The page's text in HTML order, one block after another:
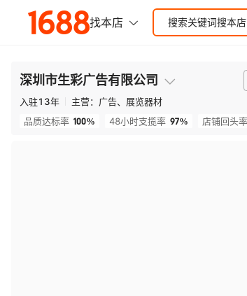
深圳市生彩广告有限公司
入驻13年 主营： 广告、展览器材
品质达标率 100% 48小时支揽率 97% 店铺回头率